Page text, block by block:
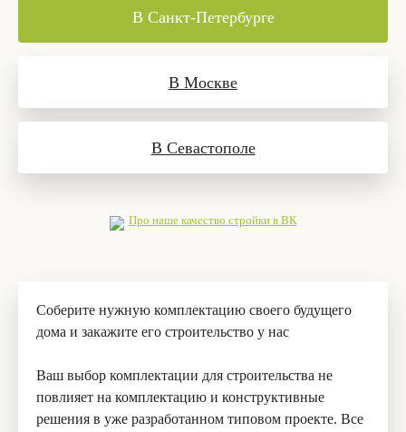
В Санкт-Петербурге
В Москве
В Севастополе
Про наше качество стройки в ВК
Соберите нужную комплектацию своего будущего
дома и закажите его строительство у нас
Ваш выбор комплектации для строительства не
повлияет на комплектацию и конструктивные
решения в уже разработанном типовом проекте. Все